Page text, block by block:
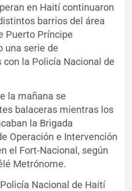
en Haití continuaron
barrios del área
Puerto Príncipe
una serie de
la Policía Nacional de
la mañana se
balaceras mientras los
la Brigada
Operación e Intervención
el Fort-Nacional, según
Metrónome.
Nacional de Haití